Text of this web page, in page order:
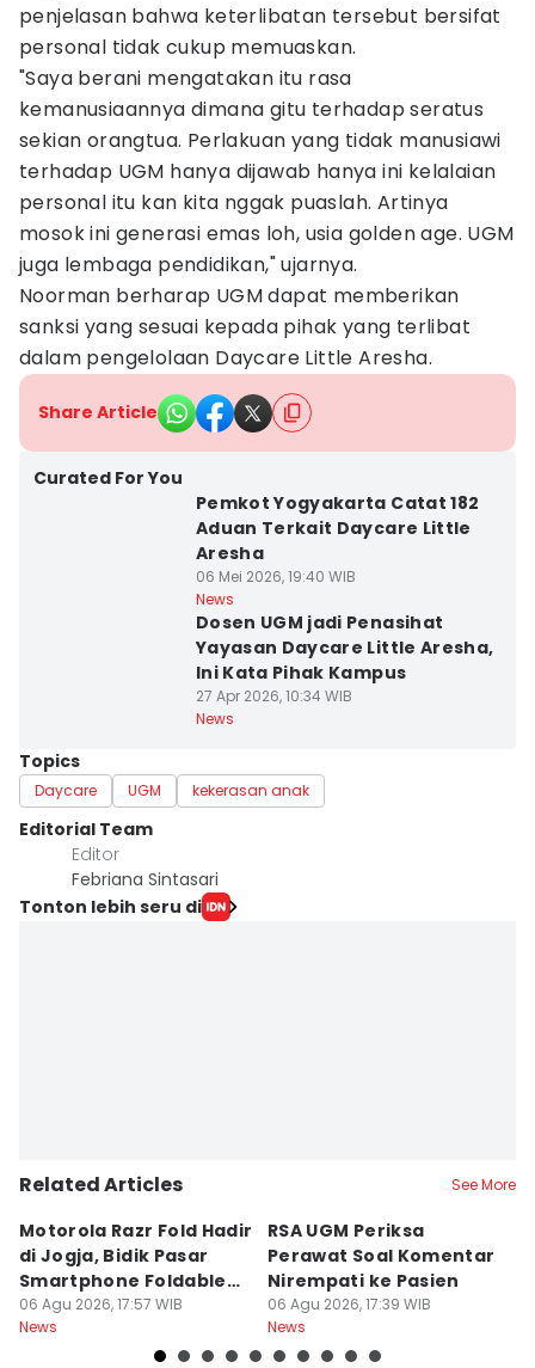
penjelasan bahwa keterlibatan tersebut bersifat
personal tidak cukup memuaskan.
"Saya berani mengatakan itu rasa
kemanusiaannya dimana gitu terhadap seratus
sekian orangtua. Perlakuan yang tidak manusiawi
terhadap UGM hanya dijawab hanya ini kelalaian
personal itu kan kita nggak puaslah. Artinya
mosok ini generasi emas loh, usia golden age. UGM
juga lembaga pendidikan," ujarnya.
Noorman berharap UGM dapat memberikan
sanksi yang sesuai kepada pihak yang terlibat
dalam pengelolaan Daycare Little Aresha.
Share Article
Curated For You
Pemkot Yogyakarta Catat 182
Aduan Terkait Daycare Little
Aresha
06 Mei 2026, 19:40 WIB
News
Dosen UGM jadi Penasihat
Yayasan Daycare Little Aresha,
Ini Kata Pihak Kampus
27 Apr 2026, 10:34 WIB
News
Topics
Daycare UGM kekerasan anak
Editorial Team
Editor
Febriana Sintasari
Tonton lebih seru di
Related Articles See More
Motorola Razr Fold Hadir
di Jogja, Bidik Pasar
Smartphone Foldable
Premium
06 Agu 2026, 17:57 WIB
News
RSA UGM Periksa
Perawat Soal Komentar
Nirempati ke Pasien
06 Agu 2026, 17:39 WIB
News